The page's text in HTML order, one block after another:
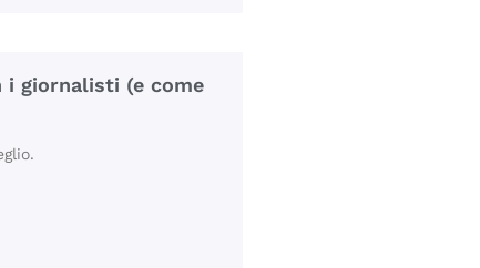
i giornalisti (e come